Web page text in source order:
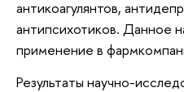
антикоагулянтов,
антипсихотиков. Данное
применение в
Результаты научно-